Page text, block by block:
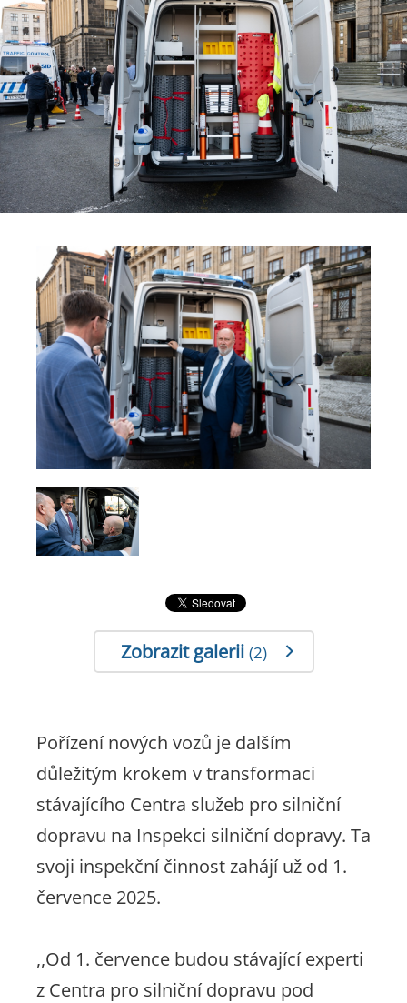
Zobrazit galerii (2)
Pořízení nových vozů je dalším
důležitým krokem v transformaci
stávajícího Centra služeb pro silniční
dopravu na Inspekci silniční dopravy. Ta
svoji inspekční činnost zahájí už od 1.
července 2025.
,,Od 1. července budou stávající experti
z Centra pro silniční dopravu pod